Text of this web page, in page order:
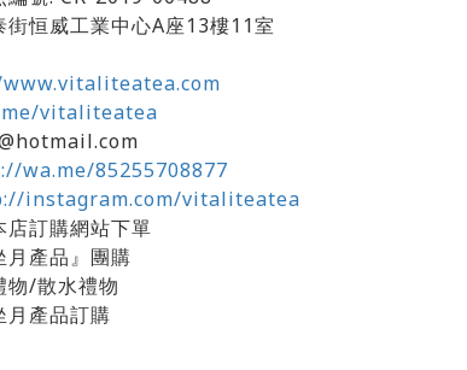
街恒威工業中心A座13樓11室
vitaliteatea
wa.me/85255708877
instagram.com/vitaliteatea
店訂購網站下單
月產品』團購
物/散水禮物
月產品訂購